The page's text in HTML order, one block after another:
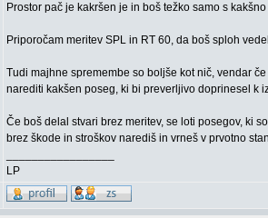
Prostor pač je kakršen je in boš težko samo s
Priporočam meritev SPL in RT 60, da boš sploh
Tudi majhne spremembe so boljše kot nič, vendar
narediti kakšen poseg, ki bi preverljivo doprinesel k
Če boš delal stvari brez meritev, se loti posegov, ki
brez škode in stroškov narediš in vrneš v prvotno
LP